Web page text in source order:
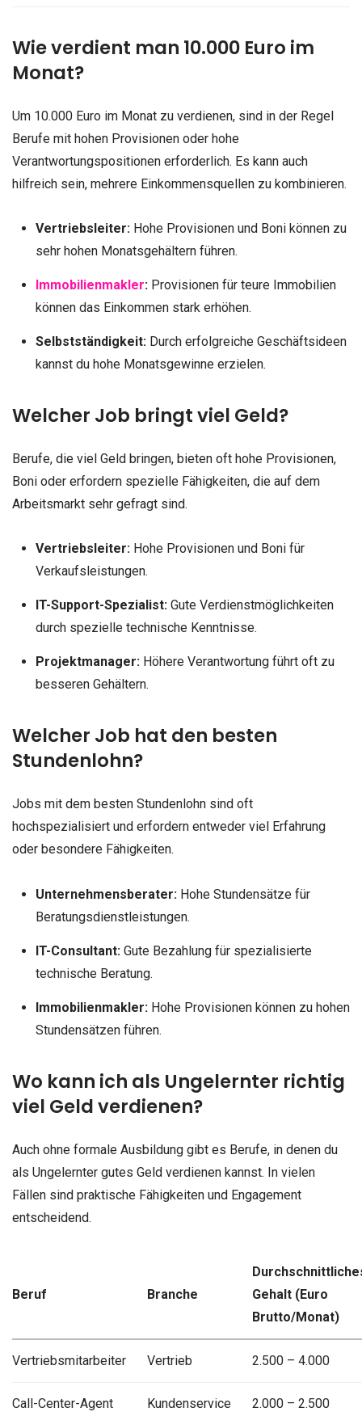
Wie verdient man 10.000 Euro im
Monat?
Um 10.000 Euro im Monat zu verdienen, sind in der Regel
Berufe mit hohen Provisionen oder hohe
Verantwortungspositionen erforderlich. Es kann auch
hilfreich sein, mehrere Einkommensquellen zu kombinieren.
Vertriebsleiter:Hohe Provisionen und Boni können zu
sehr hohen Monatsgehältern führen.
Immobilienmakler:Provisionen für teure Immobilien
können das Einkommen stark erhöhen.
Selbstständigkeit:Durch erfolgreiche Geschäftsideen
kannst du hohe Monatsgewinne erzielen.
Welcher Job bringt viel Geld?
Berufe, die viel Geld bringen, bieten oft hohe Provisionen,
Boni oder erfordern spezielle Fähigkeiten, die auf dem
Arbeitsmarkt sehr gefragt sind.
Vertriebsleiter:Hohe Provisionen und Boni für
Verkaufsleistungen.
IT-Support-Spezialist:Gute Verdienstmöglichkeiten
durch spezielle technische Kenntnisse.
Projektmanager:Höhere Verantwortung führt oft zu
besseren Gehältern.
Welcher Job hat den besten
Stundenlohn?
Jobs mit dem besten Stundenlohn sind oft
hochspezialisiert und erfordern entweder viel Erfahrung
oder besondere Fähigkeiten.
Unternehmensberater:Hohe Stundensätze für
Beratungsdienstleistungen.
IT-Consultant:Gute Bezahlung für spezialisierte
technische Beratung.
Immobilienmakler:Hohe Provisionen können zu hohen
Stundensätzen führen.
Wo kann ich als Ungelernter richtig
viel Geld verdienen?
Auch ohne formale Ausbildung gibt es Berufe, in denen du
als Ungelernter gutes Geld verdienen kannst. In vielen
Fällen sind praktische Fähigkeiten und Engagement
entscheidend.
Beruf Branche
Gehalt (Euro
Brutto/Monat)
Vertriebsmitarbeiter Vertrieb 2.500 – 4.000
Call-Center-Agent Kundenservice 2.000 – 2.500